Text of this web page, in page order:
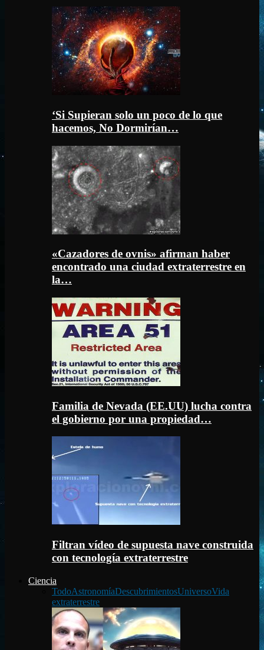
‘Si Supieran solo un poco de lo que
hacemos, No Dormirían…
«Cazadores de ovnis» afirman haber
encontrado una ciudad extraterrestre en
la…
Familia de Nevada (EE.UU) lucha contra
el gobierno por una propiedad…
Filtran vídeo de supuesta nave construida
con tecnología extraterrestre
Ciencia
TodoAstronomíaDescubrimientosUniversoVida
extraterrestre